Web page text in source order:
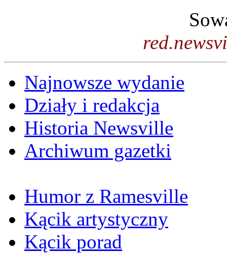
Najnowsze wydanie
Działy i redakcja
Historia Newsville
Archiwum gazetki
Humor z Ramesville
Kącik artystyczny
Kącik porad